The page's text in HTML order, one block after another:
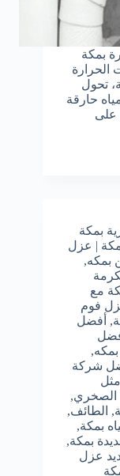
بمكة
الحرارة
تحول
حارقة
على
بمكة
| عزل
بمكه,
مع
فوم
, أفضل
,
شركة
الصخري,
, الطائف,
بمكة,
بمكة,
عزل